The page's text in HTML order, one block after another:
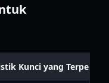
Kunci yang